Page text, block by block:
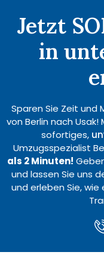
Jetzt
in
Sparen Sie Zeit und
von Berlin nach Usak!
sofortiges,
Umzugsspezialist
als 2 Minuten!
und lassen Sie uns
und erleben Sie,